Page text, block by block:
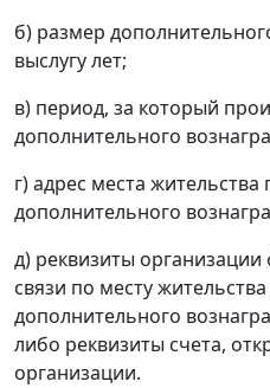
б) размер
выслугу лет;
в) период, за который
дополнительного
г) адрес места жительства
дополнительного
д) реквизиты
связи по месту
дополнительного
либо реквизиты счета,
организации.